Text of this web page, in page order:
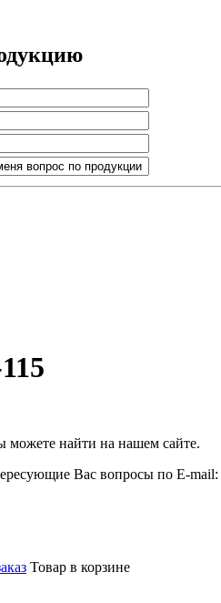
можете найти на нашем сайте.
Вас вопросы по E-mail:
Товар в корзине